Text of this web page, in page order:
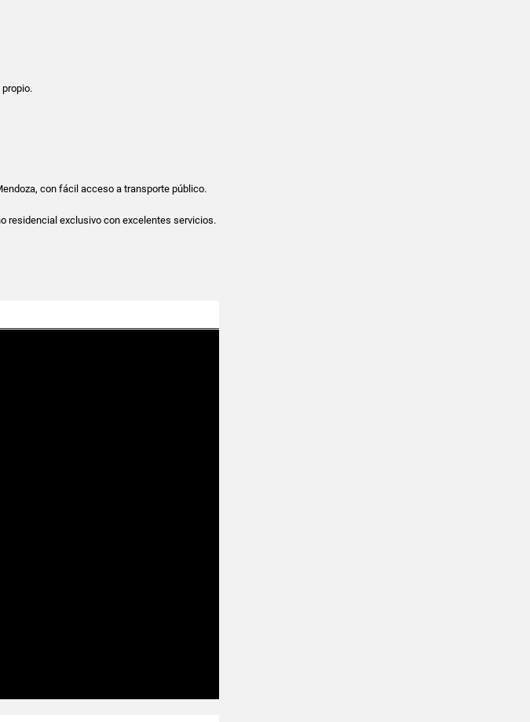
propio.
con fácil acceso a transporte público.
residencial exclusivo con excelentes servicios.